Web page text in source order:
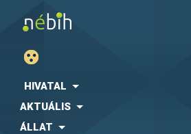
HIVATAL
AKTUÁLIS
ÁLLAT